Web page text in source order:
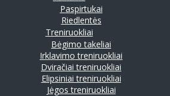
Paspirtukai
Riedlentės
Treniruokliai
Bėgimo takeliai
Irklavimo treniruokliai
Dviračiai treniruokliai
Elipsiniai treniruokliai
Jėgos treniruokliai